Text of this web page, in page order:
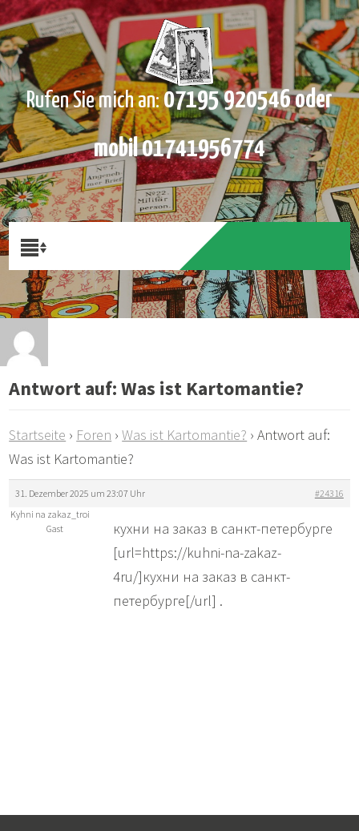
Rufen Sie mich an:07195 920546 oder
mobil 01741956774
Antwort auf: Was ist Kartomantie?
Startseite › Foren › Was ist Kartomantie? › Antwort auf:
Was ist Kartomantie?
31. Dezember 2025 um 23:07 Uhr
#24316
Kyhni na zakaz_troi
Gast
кухни на заказ в санкт-петербурге
[url=https://kuhni-na-zakaz-
4ru/]кухни на заказ в санкт-
петербурге[/url] .